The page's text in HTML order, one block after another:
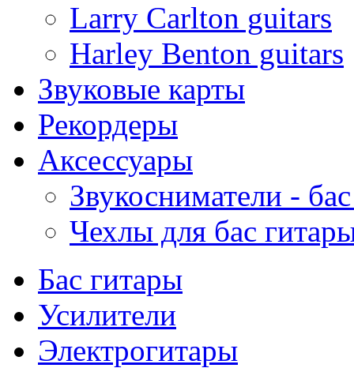
Larry Carlton guitars
Harley Benton guitars
Звуковые карты
Рекордеры
Аксессуары
Звукосниматели -
Чехлы для бас
Бас гитары
Усилители
Электрогитары